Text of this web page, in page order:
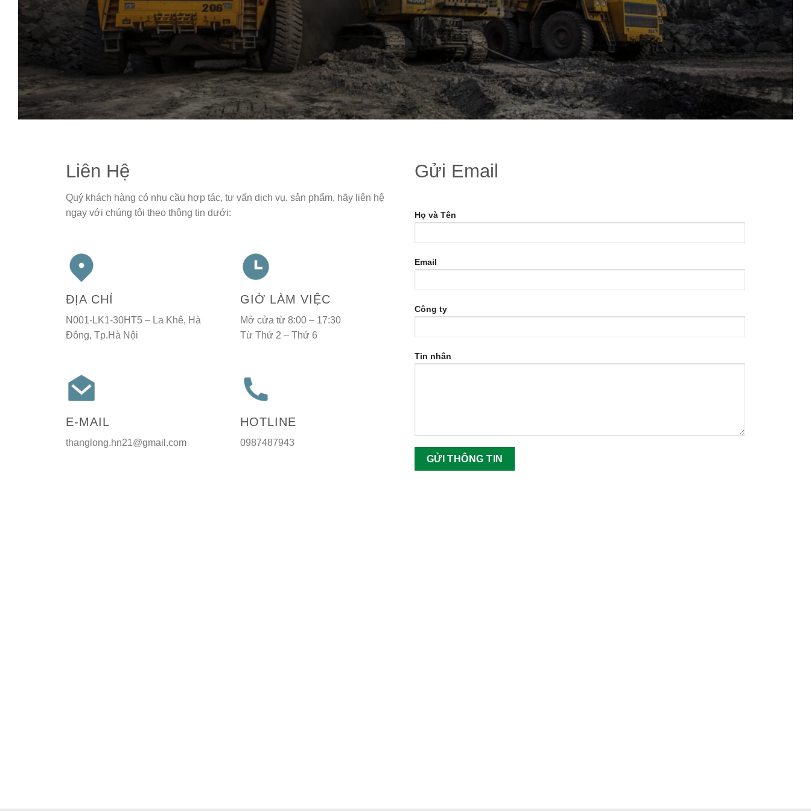
Liên Hệ
Quý khách hàng có nhu cầu hợp tác, tư vấn dịch vụ, sản phẩm, hãy liên hệ
ngay với chúng tôi theo thông tin dưới:
ĐỊA CHỈ
N001-LK1-30HT5 – La Khê, Hà
Đông, Tp.Hà Nội
GIỜ LÀM VIỆC
Mở cửa từ 8:00 – 17:30
Từ Thứ 2 – Thứ 6
E-MAIL
thanglong.hn21@gmail.com
HOTLINE
0987487943
Gửi Email
Họ và Tên
Email
Công ty
Tin nhắn